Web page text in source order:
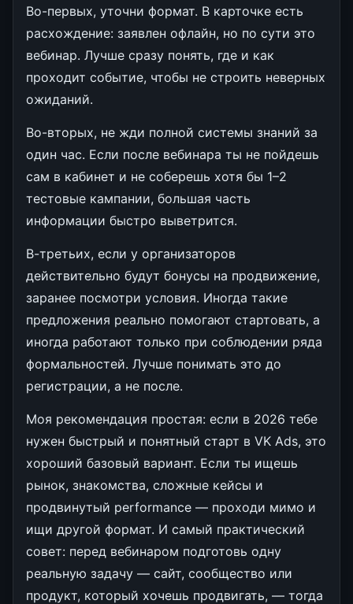
Во-первых, уточни формат. В карточке есть
расхождение: заявлен офлайн, но по сути это
вебинар. Лучше сразу понять, где и как
проходит событие, чтобы не строить неверных
ожиданий.
Во-вторых, не жди полной системы знаний за
один час. Если после вебинара ты не пойдешь
сам в кабинет и не соберешь хотя бы 1–2
тестовые кампании, большая часть
информации быстро выветрится.
В-третьих, если у организаторов
действительно будут бонусы на продвижение,
заранее посмотри условия. Иногда такие
предложения реально помогают стартовать, а
иногда работают только при соблюдении ряда
формальностей. Лучше понимать это до
регистрации, а не после.
Моя рекомендация простая: если в 2026 тебе
нужен быстрый и понятный старт в VK Ads, это
хороший базовый вариант. Если ты ищешь
рынок, знакомства, сложные кейсы и
продвинутый performance — проходи мимо и
ищи другой формат. И самый практический
совет: перед вебинаром подготовь одну
реальную задачу — сайт, сообщество или
продукт, который хочешь продвигать, — тогда